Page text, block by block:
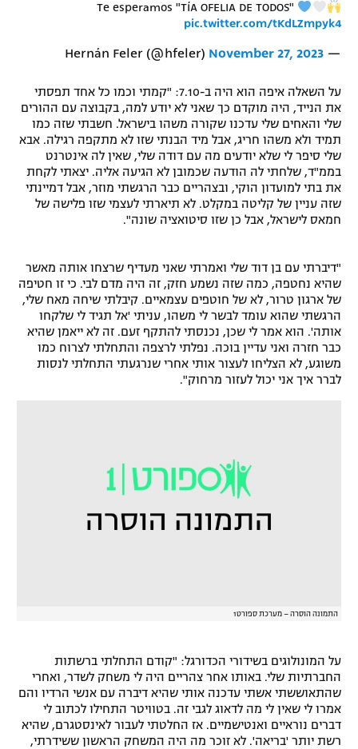
Te esperamos "TÍA OFELIA DE TODOS"
pic.twitter.com/tKdLZmpyk4
— Hernán Feler (@hfeler)
November 27, 2023
על השאלה איפה הוא היה ב-7.10: "קמתי וכמו כל אחד תפסתי
את הנייד, היה מוקדם כך שאני לא יודע למה, בקבוצה עם ההורים
שלי והאחים שלי עדכנו שקורה משהו בישראל. חשבתי שזה כמו
תמיד ולא משהו חריג, אבל מיד הבנתי שזו לא מתקפה רגילה. אבא
שלי סיפר לי שלא יודעים מה עם דודה שלי, שאין לה אינטרנט
בממ"ד, שלחתי לה הודעה שכמובן לא הגיעה אליה. יצאתי לקחת
את בתי למועדון הוקי, ובצהריים כבר הרגשתי מוזר, אבל דמיינתי
שזה עניין של קליטה במקלט. לא תיארתי לעצמי שזו פלישה של
חמאס לישראל, אבל כן שזו סיטואציה שונה".
"דיברתי עם בן דוד שלי ואמרתי שאני מעדיף שרצחו אותה מאשר
שהיא נחטפה, כמה שזה נשמע חזק, זה היה מדם לבי. כי זו חטיפה
של ארגון טרור, לא של חוטפים עצמאיים. קיבלתי שיחה מאח שלי,
הרגשתי שהוא עומד לבשר לי משהו, עניתי 'אל תגיד לי שלקחו
אותה'. הוא אמר לי שכן, נכנסתי להתקף זעם. זה לא ייאמן שהיא
כבר חזרה ואני עדיין בוכה. נפלתי לרצפה והתחלתי לצרוח כמו
משוגע, לא הצליחו לעצור אותי אחרי שנרגעתי התחלתי לנסות
לברר איך אני יכול לעזור מרחוק".
התמונה הוסרה – מערכת ספורט1
על המונולוגים בשידורי הכדורגל: "קודם התחלתי ברשתות
החברתיות שלי. באותו אחר צהריים היה לי משחק לשדר, ואחרי
שהתאוששתי אשתי עדכנה אותי שהיא דיברה עם אנשי הרדיו והם
אמרו לי שאין לי מה לדאוג לגבי זה. בטוויטר התחילו לכתוב לי
דברים נוראיים ואנטישמיים. אז החלטתי לעבור לאינסטגרם, שהיא
רשת יותר 'בריאה'. לא זוכר מה היה המשחק הראשון ששידרתי,